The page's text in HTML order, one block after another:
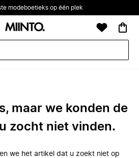
modeboetieks op één plek
maar we konden de
zocht niet vinden.
we het artikel dat u zoekt niet op